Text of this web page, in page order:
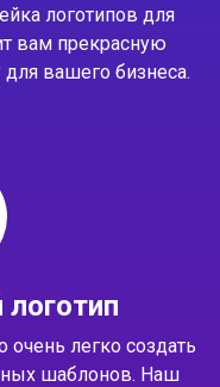
логотипов для
вам прекрасную
вашего бизнеса.
легко создать
шаблонов. Наш